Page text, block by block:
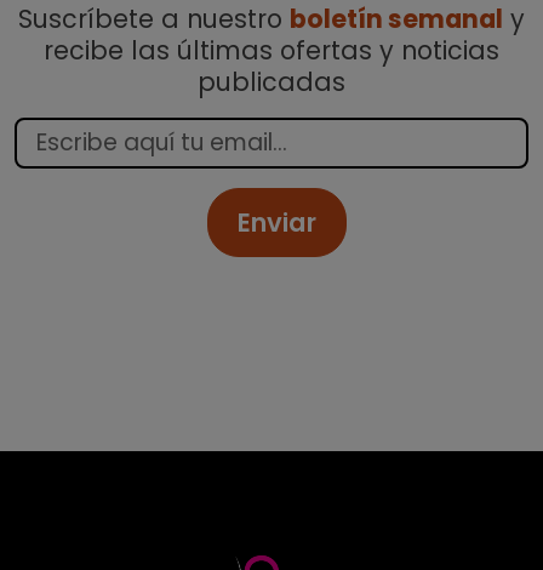
Suscríbete a nuestro boletín semanal y
recibe las últimas ofertas y noticias
publicadas
Enviar